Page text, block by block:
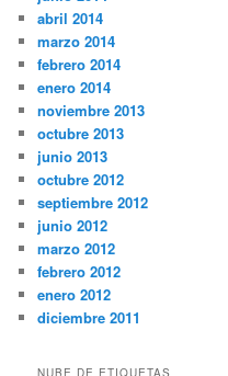
abril 2014
marzo 2014
febrero 2014
enero 2014
noviembre 2013
octubre 2013
junio 2013
octubre 2012
septiembre 2012
junio 2012
marzo 2012
febrero 2012
enero 2012
diciembre 2011
NUBE DE ETIQUETAS